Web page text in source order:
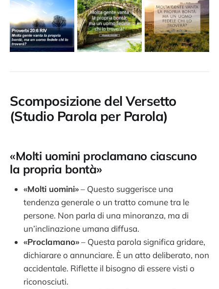
Scomposizione del Versetto
(Studio Parola per Parola)
«Molti uomini proclamano ciascuno
la propria bontà»
«Molti uomini»– Questo suggerisce una
tendenza generale o un tratto comune tra le
persone. Non parla di una minoranza, ma di
un’inclinazione umana diffusa.
«Proclamano»– Questa parola significa gridare,
dichiarare o annunciare. È un atto deliberato, non
accidentale. Riflette il bisogno di essere visti o
riconosciuti.